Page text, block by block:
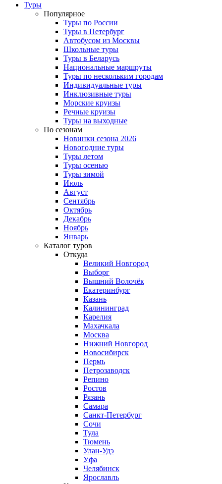
Туры
Популярное
Туры по России
Туры в Петербург
Автобусом из Москвы
Школьные туры
Туры в Беларусь
Национальные маршруты
Туры по нескольким городам
Индивидуальные туры
Инклюзивные туры
Морские круизы
Речные круизы
Туры на выходные
По сезонам
Новинки сезона 2026
Новогодние туры
Туры летом
Туры осенью
Туры зимой
Июль
Август
Сентябрь
Октябрь
Декабрь
Ноябрь
Январь
Каталог туров
Откуда
Великий Новгород
Выборг
Вышний Волочёк
Екатеринбург
Казань
Калининград
Карелия
Махачкала
Москва
Нижний Новгород
Новосибирск
Пермь
Петрозаводск
Репино
Ростов
Рязань
Самара
Санкт-Петербург
Сочи
Тула
Тюмень
Улан-Удэ
Уфа
Челябинск
Ярославль